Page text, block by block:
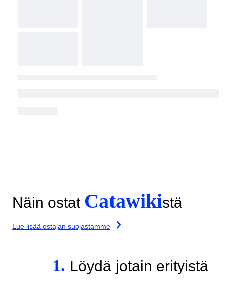
Näin ostat Catawikistä
Lue lisää ostajan suojastamme
1. Löydä jotain erityistä